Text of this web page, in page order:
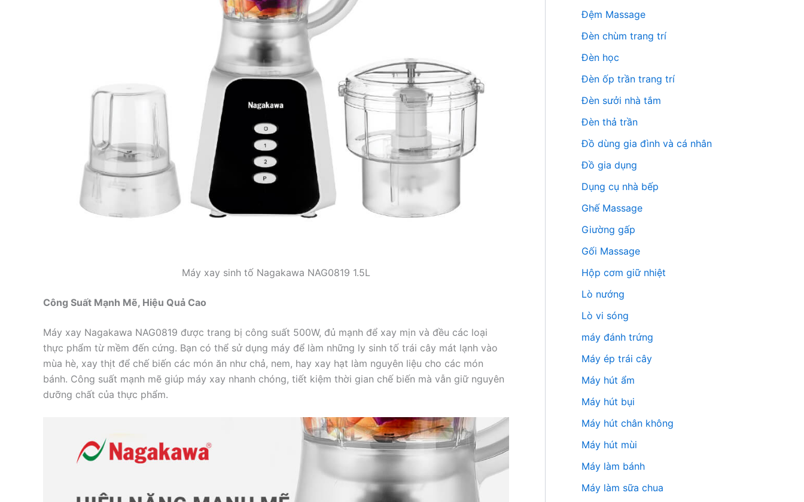
Máy xay sinh tố Nagakawa NAG0819 1.5L
Công Suất Mạnh Mẽ, Hiệu Quả Cao
Máy xay Nagakawa NAG0819 được trang bị công suất 500W, đủ mạnh để xay mịn và đều các loại
thực phẩm từ mềm đến cứng. Bạn có thể sử dụng máy để làm những ly sinh tố trái cây mát lạnh vào
mùa hè, xay thịt để chế biến các món ăn như chả, nem, hay xay hạt làm nguyên liệu cho các món
bánh. Công suất mạnh mẽ giúp máy xay nhanh chóng, tiết kiệm thời gian chế biến mà vẫn giữ nguyên
dưỡng chất của thực phẩm.
Đệm Massage
Đèn chùm trang trí
Đèn học
Đèn ốp trần trang trí
Đèn sưởi nhà tắm
Đèn thả trần
Đồ dùng gia đình và cá nhân
Đồ gia dụng
Dụng cụ nhà bếp
Ghế Massage
Giường gấp
Gối Massage
Hộp cơm giữ nhiệt
Lò nướng
Lò vi sóng
máy đánh trứng
Máy ép trái cây
Máy hút ẩm
Máy hút bụi
Máy hút chân không
Máy hút mùi
Máy làm bánh
Máy làm sữa chua